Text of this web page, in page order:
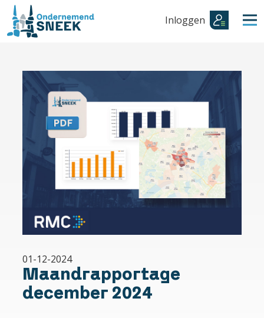
Inloggen
01-12-2024
Maandrapportage
december 2024